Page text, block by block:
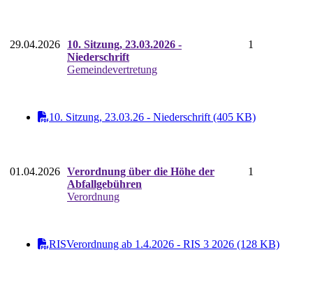
29.04.2026
10. Sitzung, 23.03.2026 -
Niederschrift
Gemeindevertretung
1
10. Sitzung, 23.03.26 - Niederschrift (405 KB)
01.04.2026 Verordnung über die Höhe der
Abfallgebühren
Verordnung
1
RISVerordnung ab 1.4.2026 - RIS 3 2026 (128 KB)